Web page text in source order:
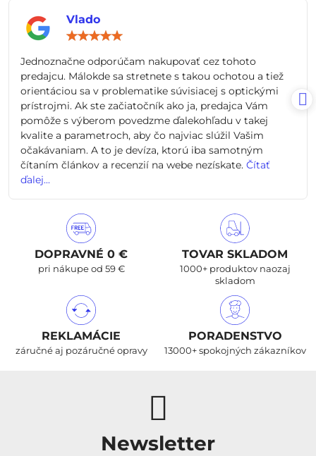
Vlado
5
Jednoznačne odporúčam nakupovať cez tohoto
predajcu. Málokde sa stretnete s takou ochotou a tiež
orientáciou sa v problematike súvisiacej s optickými
prístrojmi. Ak ste začiatočník ako ja, predajca Vám
pomôže s výberom povedzme ďalekohľadu v takej
kvalite a parametroch, aby čo najviac slúžil Vašim
očakávaniam. A to je devíza, ktorú iba samotným
čítaním článkov a recenzií na webe nezískate. Čítať
ďalej...
DOPRAVNÉ 0 €
pri nákupe od 59 €
TOVAR SKLADOM
1000+ produktov naozaj
skladom
REKLAMÁCIE
záručné aj pozáručné opravy
PORADENSTVO
13000+ spokojných zákazníkov
Newsletter